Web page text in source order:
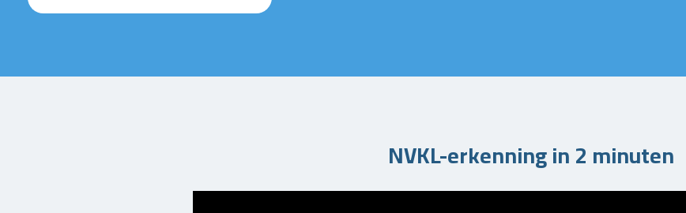
NVKL-erkenning in 2 minuten